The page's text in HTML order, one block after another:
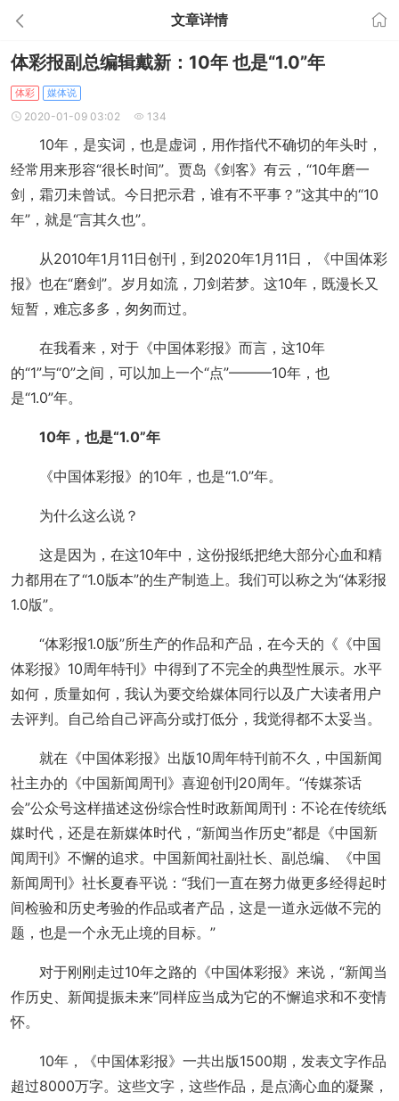
文章详情
体彩报副总编辑戴新：10年 也是“1.0”年
体彩 媒体说
2020-01-09 03:02 134
10年，是实词，也是虚词，用作指代不确切的年头时，
经常用来形容“很长时间”。贾岛《剑客》有云，“10年磨一
剑，霜刃未曾试。今日把示君，谁有不平事？”这其中的“10
年”，就是“言其久也”。
从2010年1月11日创刊，到2020年1月11日，《中国体彩
报》也在“磨剑”。岁月如流，刀剑若梦。这10年，既漫长又
短暂，难忘多多，匆匆而过。
在我看来，对于《中国体彩报》而言，这10年
的“1”与“0”之间，可以加上一个“点”———10年，也
是“1.0”年。
10年，也是“1.0”年
《中国体彩报》的10年，也是“1.0”年。
为什么这么说？
这是因为，在这10年中，这份报纸把绝大部分心血和精
力都用在了“1.0版本”的生产制造上。我们可以称之为“体彩报
1.0版”。
“体彩报1.0版”所生产的作品和产品，在今天的《《中国
体彩报》10周年特刊》中得到了不完全的典型性展示。水平
如何，质量如何，我认为要交给媒体同行以及广大读者用户
去评判。自己给自己评高分或打低分，我觉得都不太妥当。
就在《中国体彩报》出版10周年特刊前不久，中国新闻
社主办的《中国新闻周刊》喜迎创刊20周年。“传媒茶话
会”公众号这样描述这份综合性时政新闻周刊：不论在传统纸
媒时代，还是在新媒体时代，“新闻当作历史”都是《中国新
闻周刊》不懈的追求。中国新闻社副社长、副总编、《中国
新闻周刊》社长夏春平说：“我们一直在努力做更多经得起时
间检验和历史考验的作品或者产品，这是一道永远做不完的
题，也是一个永无止境的目标。”
对于刚刚走过10年之路的《中国体彩报》来说，“新闻当
作历史、新闻提振未来”同样应当成为它的不懈追求和不变情
怀。
10年，《中国体彩报》一共出版1500期，发表文字作品
超过8000万字。这些文字，这些作品，是点滴心血的凝聚，